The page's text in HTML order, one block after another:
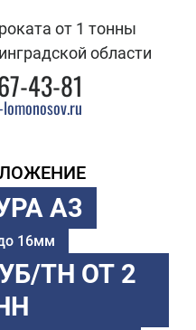
от 1 тонны
области
43-81
А3
16мм
ТН ОТ 2